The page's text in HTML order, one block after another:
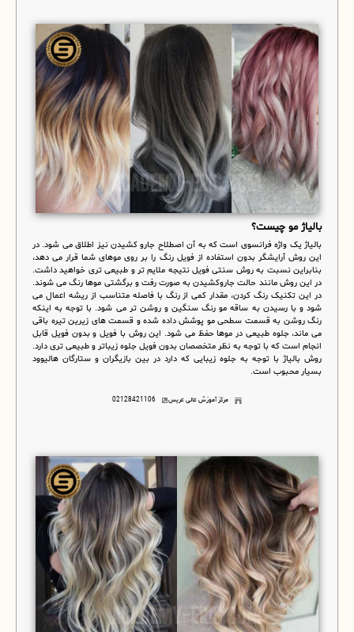
بالیاژ مو چیست؟
بالیاژ یک واژه فرانسوی است که به آن اصطلاح جارو کشیدن نیز اطلاق می شود. در
این روش آرایشگر بدون استفاده از فویل رنگ را بر روی موهای شما قرار می دهد،
بنابراین نسبت به روش سنتی فویل نتیجه ملایم تر و طبیعی تری خواهید داشت.
در این روش مانند حالت جاروکشیدن به صورت رفت و برگشتی موها رنگ می شوند.
در این تکنیک رنگ کردن، مقدار کمی از رنگ با فاصله متناسب از ریشه اعمال می
شود و با رسیدن به ساقه مو رنگ سنگین و روشن تر می شود. با توجه به اینکه
رنگ روشن به قسمت سطحی مو پوشش داده شده و قسمت های زیرین تیره باقی
می ماند، جلوه طبیعی در موها حفظ می شود. این روش با فویل و بدون فویل قابل
انجام است که با توجه به نظر متخصصان بدون فویل جلوه زیباتر و طبیعی تری دارد.
روش بالیاژ با توجه به جلوه زیبایی که دارد در بین بازیگران و ستارگان هالیوود
بسیار محبوب است.
مرکز آموزش عالی عریس 02128421106